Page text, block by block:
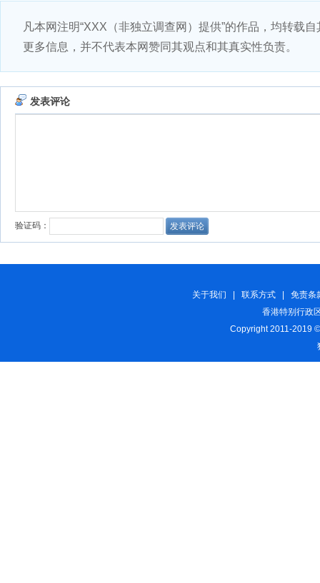
凡本网注明“XXX（非独立调查网）提供”的作品，均转载
更多信息，并不代表本网赞同其观点和其真实性负责。
关于我们 联系方式
免责条
香港特别行政
Copyright 2011-2019